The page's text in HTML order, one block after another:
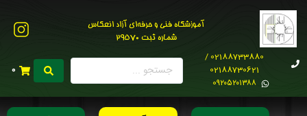
آموزشگاه فنی و حرفه‌ای آزاد انعکاس
شماره ثبت 29570
02188733880 /
02188730621
0۹۲۰۵۲۰۱۳۸۸
0